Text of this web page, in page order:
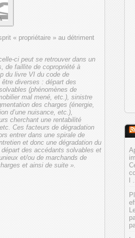
« propriétaire » au détriment
ci peut se retrouver dans un
de faillite de copropriété à
du livre VI du code de
diverses : départ des
(phénomènes de
mal mené, etc.), sinistre
des charges (énergie,
d’une nuisance, etc.),
cherchant une rentabilité
Ces facteurs de dégradation
entrer dans une spirale de
et donc une dégradation du
des accédants solvables et
et/ou de marchands de
et ainsi de suite ».